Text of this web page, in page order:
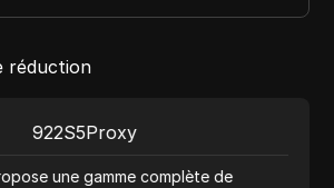
réduction
922S5Proxy
une gamme complète de